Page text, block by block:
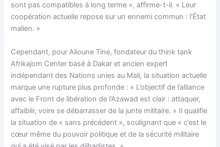
sont pas compatibles à long terme », affirme-t-il. « Leur
coopération actuelle repose sur un ennemi commun : l’État
malien. »
Cependant, pour Alioune Tine, fondateur du think tank
Afrikajom Center basé à Dakar et ancien expert
indépendant des Nations unies au Mali, la situation actuelle
marque une rupture plus profonde : « L’objectif de l’alliance
avec le Front de libération de l’Azawad est clair : attaquer,
affaiblir, voire se débarrasser de la junte militaire. » Il qualifie
la situation de « sans précédent », soulignant que « c’est le
cœur même du pouvoir politique et de la sécurité militaire